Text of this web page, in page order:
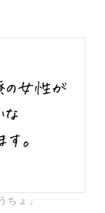
ちょ」